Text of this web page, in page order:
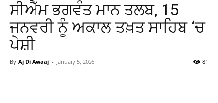
ਸੀਐੱਮ ਭਗਵੰਤ ਮਾਨ ਤਲਬ, 15
ਜਨਵਰੀ ਨੂੰ ਅਕਾਲ ਤਖ਼ਤ ਸਾਹਿਬ ‘ਚ
ਪੇਸ਼ੀ
By Aj Di Awaaj - January 5, 2026 81